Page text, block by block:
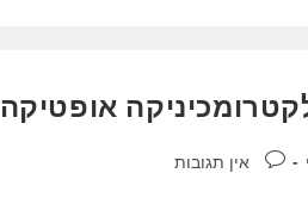
אופטיקה
תגובות:אין תגובות